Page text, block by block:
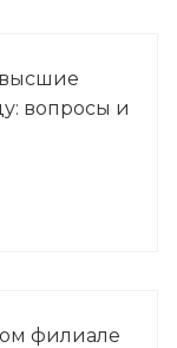
вопросы и
филиале